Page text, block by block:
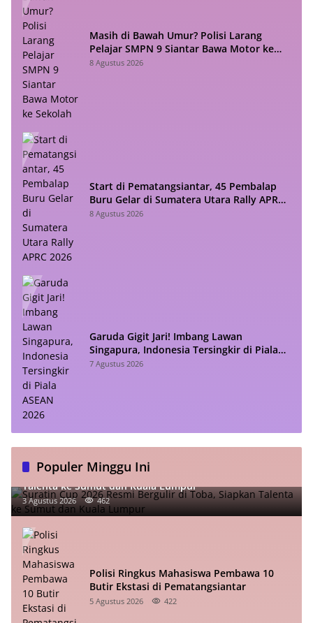
Masih di Bawah Umur? Polisi Larang
Pelajar SMPN 9 Siantar Bawa Motor ke
Sekolah
8 Agustus 2026
Start di Pematangsiantar, 45 Pembalap
Buru Gelar di Sumatera Utara Rally APRC
2026
8 Agustus 2026
Garuda Gigit Jari! Imbang Lawan
Singapura, Indonesia Tersingkir di Piala
ASEAN 2026
7 Agustus 2026
Populer Minggu Ini
Suratin Cup 2026 Resmi Bergulir di Toba, Siapkan
Talenta ke Sumut dan Kuala Lumpur
3 Agustus 2026 462
Polisi Ringkus Mahasiswa Pembawa 10
Butir Ekstasi di Pematangsiantar
5 Agustus 2026 422